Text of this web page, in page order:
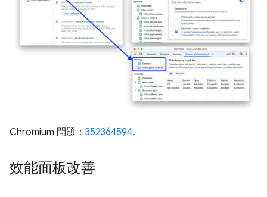
Chromium 問題： 352364594。
效能面板改善